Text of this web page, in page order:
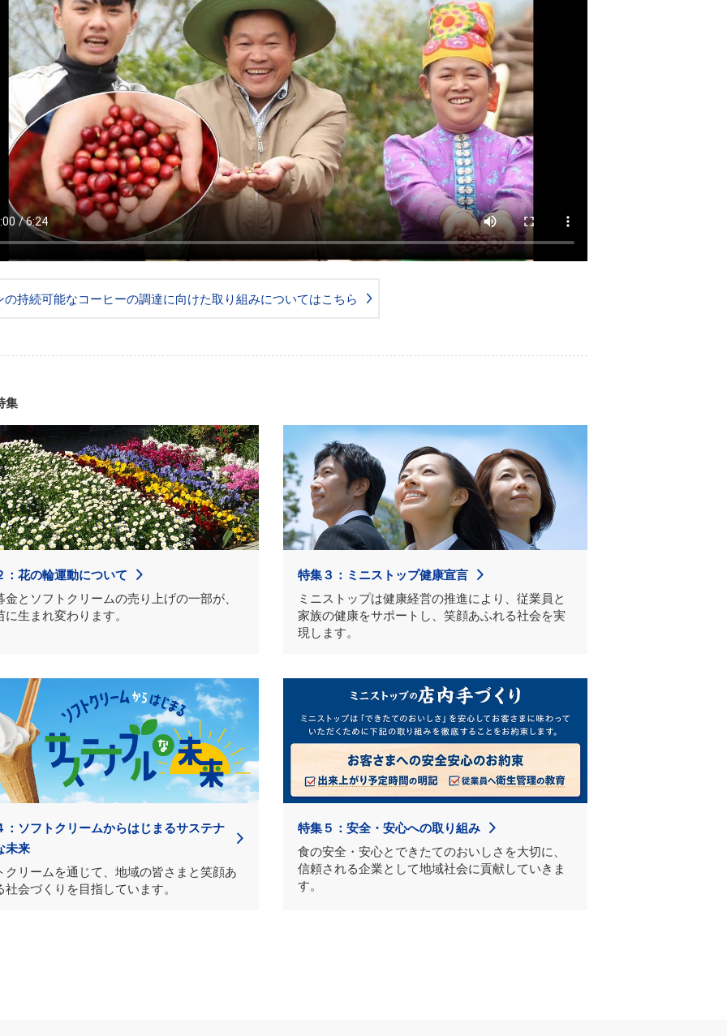
の持続可能なコーヒーの調達に向けた取り組みについてはこちら
集
：花の輪運動について
金とソフトクリームの売り上げの一部が、
に生まれ変わります。
特集３：ミニストップ健康宣言
ミニストップは健康経営の推進により、従業員と
家族の健康をサポートし、笑顔あふれる社会を実
現します。
：ソフトクリームからはじまるサステナ
未来
クリームを通じて、地域の皆さまと笑顔あ
社会づくりを目指しています。
特集５：安全・安心への取り組み
食の安全・安心とできたてのおいしさを大切に、
信頼される企業として地域社会に貢献していきま
す。